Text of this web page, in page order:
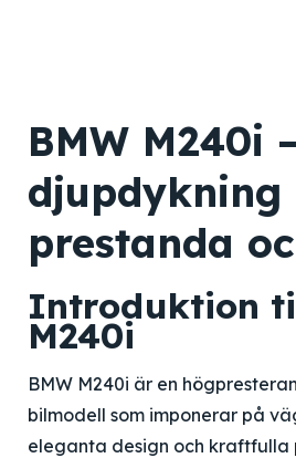
BMW M240i
djupdykning
prestanda
Introduktion
M240i
BMW M240i är en
bilmodell som imponerar på
eleganta design och kraftfulla